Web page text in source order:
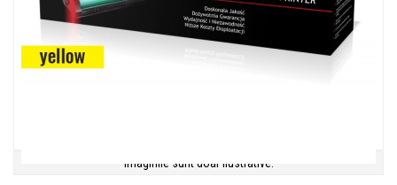
Imaginile sunt doar ilustrative.